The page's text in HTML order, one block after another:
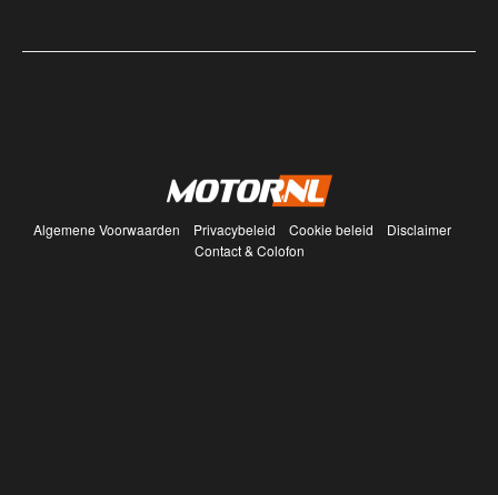
Algemene Voorwaarden Privacybeleid Cookie beleid
Disclaimer
Contact & Colofon